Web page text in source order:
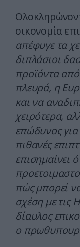
οικονομία
απέφυγε τα
διπλάσιοι
προϊόντα
πλευρά, η
και να
χειρότερα,
επώδυνος
πιθανές
επισημαίνει
πώς μπορεί
σχέση με τις
δίαυλος
ο